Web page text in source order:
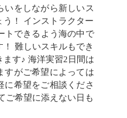
いをしながら新しいス
！ インストラクター
トできるよう海の中で
難しいスキルもでき
す♪ 海洋実習2日間は
すがご希望によっては
に希望をご相談くださ
ご希望に添えない日も